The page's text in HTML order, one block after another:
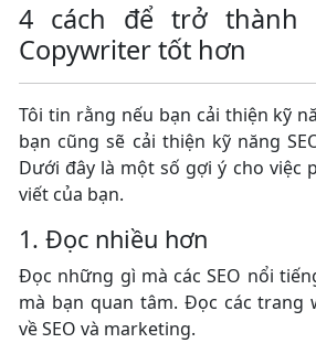
4 cách để trở thành
Copywriter tốt hơn
Tôi tin rằng nếu bạn cải thiện kỹ
bạn cũng sẽ cải thiện kỹ năng
Dưới đây là một số gợi ý cho việc
viết của bạn.
1. Đọc nhiều hơn
Đọc những gì mà các SEO nổi
mà bạn quan tâm. Đọc các trang
về SEO và marketing.